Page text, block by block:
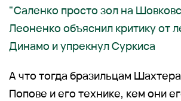
"Саленко просто зол на
Леоненко объяснил критику от
Динамо и упрекнул Суркиса
А что тогда бразильцам
Попове и его технике, кем они